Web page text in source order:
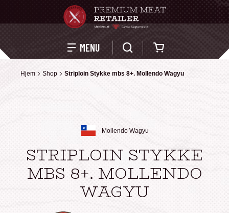
MENU
Hjem Shop Striploin Stykke mbs 8+. Mollendo Wagyu
Hjem Shop Striploin Stykke mbs 8+. Mollendo Wagyu
Mollendo Wagyu
STRIPLOIN STYKKE
MBS 8+. MOLLENDO
WAGYU